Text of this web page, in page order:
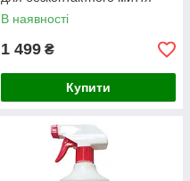
апаратом високого тиску,
В наявності
1 499 ₴
Купити